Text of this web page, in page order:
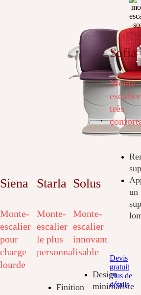
Siena
Monte-
escalier
pour
charge
lourde
Starla
Monte-
escalier
le plus
personnalisable
Finition
Solus
Monte-
escalier
innovant
Design
minimaliste
Sofia
Monte-
escalier
très
un
Devis
gratuit
Plus de
détails